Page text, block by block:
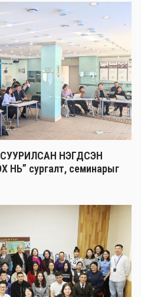
НЭГДСЭН
сургалт, семинарыг